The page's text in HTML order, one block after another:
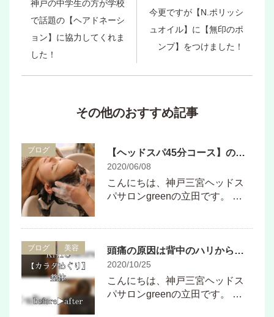
神戸の中学生の方が学校
で話題の【ヘアドネーシ
ョン】に協力してくれま
した！
今更ですが【N.ポリッシ
ュオイル】に【無印のポ
ンプ】をつけました！
その他のおすすめ記事
ブログ 【ヘッドスパ45分コース】のご説明
2020/06/08
こんにちは、神戸三宮ヘッドス
パサロンgreenの立田です。 …
ブログ 美容 頭痛の原因は背中のハリからきているかもしれません
2020/10/25
こんにちは、神戸三宮ヘッドス
パサロンgreenの立田です。 …